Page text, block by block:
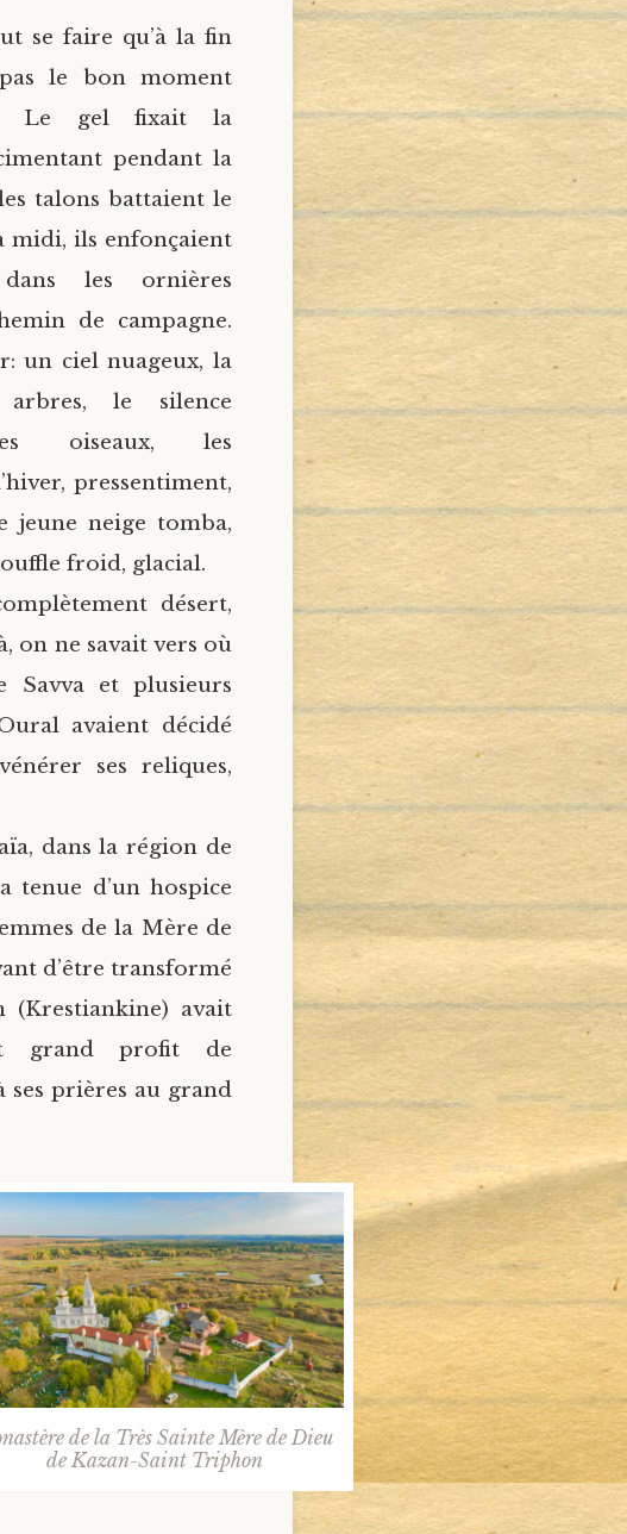
se faire qu’à la fin
le bon moment
Le gel fixait la
pendant la
talons battaient le
midi, ils enfonçaient
les ornières
de campagne.
un ciel nuageux, la
le silence
oiseaux, les
pressentiment,
jeune neige tomba,
froid, glacial.
désert,
on ne savait vers où
Savva et plusieurs
avaient décidé
ses reliques,
dans la région de
tenue d’un hospice
de la Mère de
d’être transformé
(Krestiankine) avait
grand profit de
prières au grand
de la Très Sainte Mère de Dieu
de Kazan-Saint Triphon